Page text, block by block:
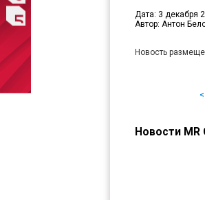
Дата: 3 декабря
Автор: Антон
Новость
Новости MR